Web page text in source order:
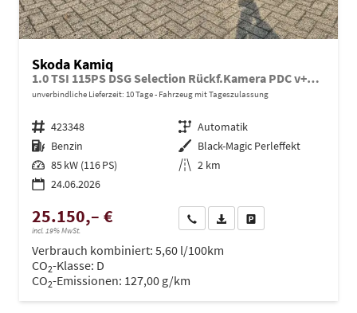
Skoda Kamiq
1.0 TSI 115PS DSG Selection Rückf.Kamera PDC v+h Sitzheizung Klimaautomatik Skoda-Radio Apple CarPlay + Android Auto Tempomat Garantieverlängerung 16"LM
unverbindliche Lieferzeit: 10 Tage Fahrzeug mit Tageszulassung
Fahrzeugnr. 423348 Getriebe Automatik
Kraftstoff Benzin Außenfarbe Black-Magic Perleffekt
Leistung 85 kW (116 PS) Kilometerstand 2 km
24.06.2026
25.150,– €
incl. 19% MwSt.
Wir rufen Sie anPDF-Datei, Fahrzeugexposé
Verbrauch kombiniert: 5,60 l/100km
CO2-Klasse: D
CO2-Emissionen: 127,00 g/km